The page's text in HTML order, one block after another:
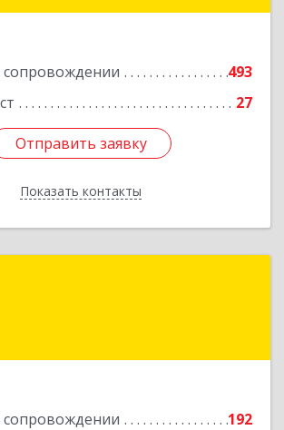
сопровождении
493
27
Отправить заявку
Показать контакты
Отправить заявку
Назад
сопровождении
192
край, Красноярск г, им